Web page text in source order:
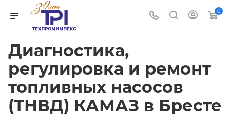
0
Диагностика,
регулировка и ремонт
топливных насосов
(ТНВД) КАМАЗ в Бресте